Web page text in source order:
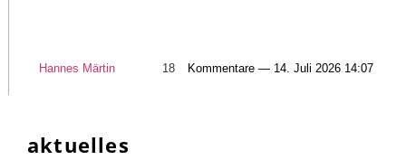
Hannes Märtin 18 Kommentare — 14. Juli 2026 14:07
aktuelles